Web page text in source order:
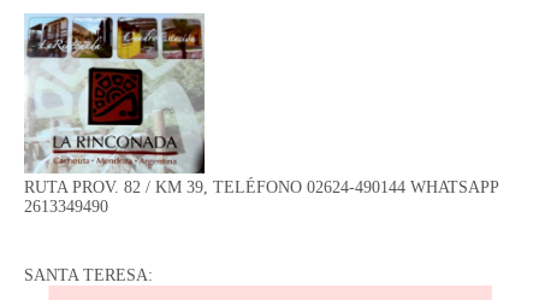
RUTA PROV. 82 / KM 39, TELÉFONO 02624-490144 WHATSAPP
2613349490
SANTA TERESA: